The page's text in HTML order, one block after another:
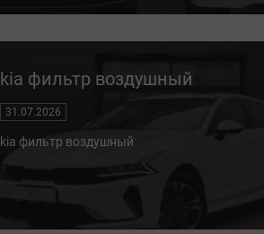
kia фильтр воздушный
31.07.2026
kia фильтр воздушный